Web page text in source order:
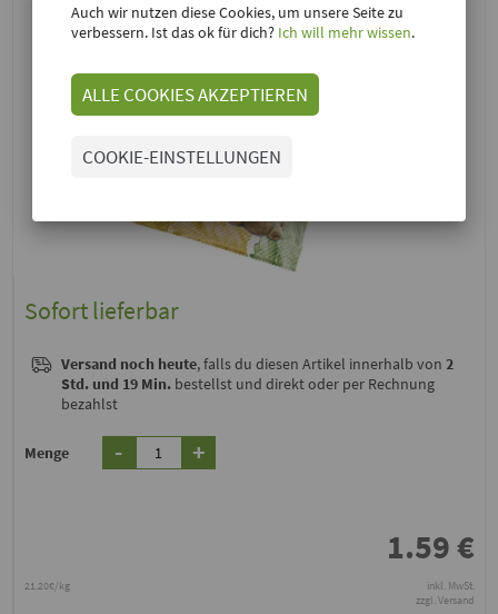
Sofort lieferbar
Versand noch heute, falls du diesen Artikel innerhalb von 2
Std. und 19 Min. bestellst und direkt oder per Rechnung
bezahlst
Menge - +
1.59€
21.20€/kg
inkl. MwSt.
zzgl. Versand
Auch wir nutzen diese Cookies, um unsere Seite zu
verbessern. Ist das ok für dich? Ich will mehr wissen.
ALLE COOKIES AKZEPTIEREN
COOKIE-EINSTELLUNGEN